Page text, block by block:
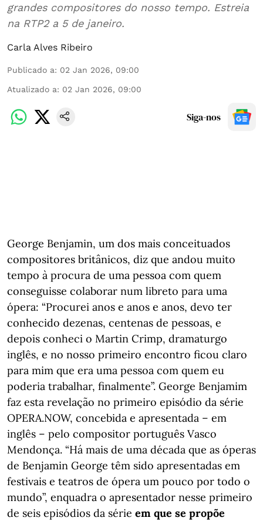
grandes compositores do nosso tempo. Estreia
na RTP2 a 5 de janeiro.
Carla Alves Ribeiro
Publicado a: 02 Jan 2026, 09:00
Atualizado a: 02 Jan 2026, 09:00
Siga-nos
George Benjamin, um dos mais conceituados
compositores britânicos, diz que andou muito
tempo à procura de uma pessoa com quem
conseguisse colaborar num libreto para uma
ópera: “Procurei anos e anos e anos, devo ter
conhecido dezenas, centenas de pessoas, e
depois conheci o Martin Crimp, dramaturgo
inglês, e no nosso primeiro encontro ficou claro
para mim que era uma pessoa com quem eu
poderia trabalhar, finalmente”. George Benjamim
faz esta revelação no primeiro episódio da série
OPERA.NOW, concebida e apresentada – em
inglês – pelo compositor português Vasco
Mendonça. “Há mais de uma década que as óperas
de Benjamin George têm sido apresentadas em
festivais e teatros de ópera um pouco por todo o
mundo”, enquadra o apresentador nesse primeiro
de seis episódios da série em que se propõe